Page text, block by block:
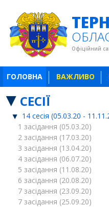
Офіційний
ГОЛОВНА ВАЖЛИВО
СЕСІЇ
14 сесія (05.03.20 -
1 засідання (05.03.20)
2 засідання (17.03.20)
3 засідання (13.04.20)
4 засідання (06.07.20)
5 засідання (11.08.20)
6 засідання (20.08.20)
7 засідання (23.09.20)
7 засідання (25.09.20)